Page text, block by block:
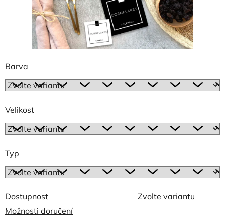
Barva
Velikost
Typ
Dostupnost
Zvolte variantu
Možnosti doručení